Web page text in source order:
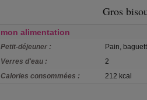
Gros
mon alimentation
Petit-déjeuner :
Pain,
Verres d'eau :
2
Calories consommées :
212 kcal